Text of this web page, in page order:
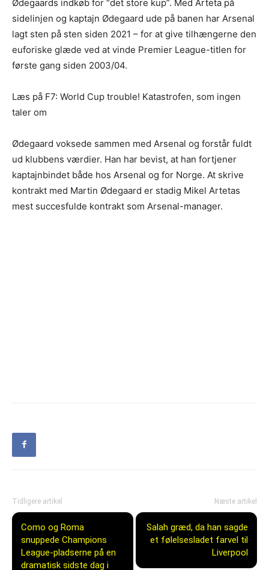
Ødegaards indkøb for “det store kup”. Med Arteta på
sidelinjen og kaptajn Ødegaard ude på banen har Arsenal
lagt sten på sten siden 2021 – for at give tilhængerne den
euforiske glæde ved at vinde Premier League-titlen for
første gang siden 2003/04.
Læs på F7: World Cup trouble! Katastrofen, som ingen
taler om
Ødegaard voksede sammen med Arsenal og forstår fuldt
ud klubbens værdier. Han har bevist, at han fortjener
kaptajnbindet både hos Arsenal og for Norge. At skrive
kontrakt med Martin Ødegaard er stadig Mikel Artetas
mest succesfulde kontrakt som Arsenal-manager.
Tidligere artikel
Como og Roma
snuppede Champions
League-pladserne på en
dramatisk sidste dag i
Næste artikel
Salah græd, da han sagde
et følelsesladet farvel til
Liverpool